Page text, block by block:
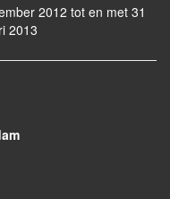
2012 tot en met 31
2013